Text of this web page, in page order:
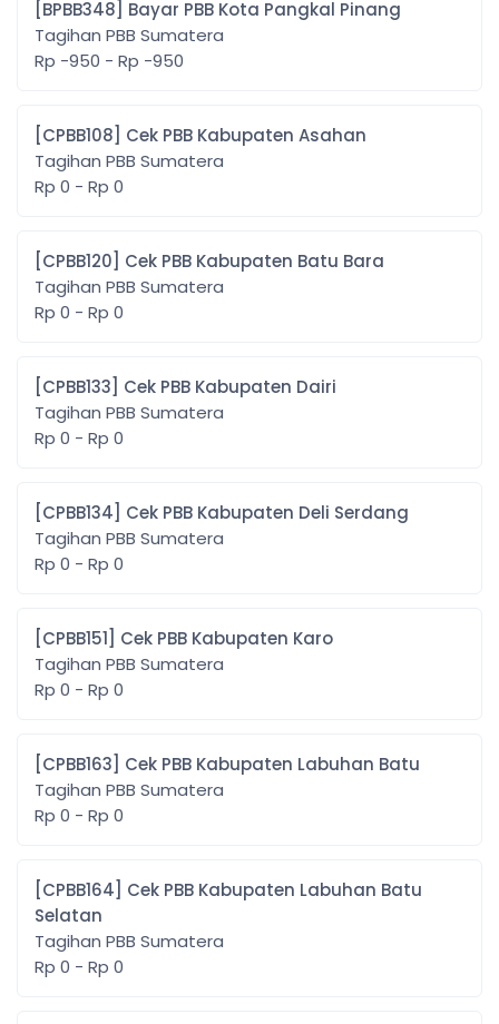
[BPBB348] Bayar PBB Kota Pangkal Pinang
Tagihan PBB Sumatera
Rp -950 - Rp -950
[CPBB108] Cek PBB Kabupaten Asahan
Tagihan PBB Sumatera
Rp 0 - Rp 0
[CPBB120] Cek PBB Kabupaten Batu Bara
Tagihan PBB Sumatera
Rp 0 - Rp 0
[CPBB133] Cek PBB Kabupaten Dairi
Tagihan PBB Sumatera
Rp 0 - Rp 0
[CPBB134] Cek PBB Kabupaten Deli Serdang
Tagihan PBB Sumatera
Rp 0 - Rp 0
[CPBB151] Cek PBB Kabupaten Karo
Tagihan PBB Sumatera
Rp 0 - Rp 0
[CPBB163] Cek PBB Kabupaten Labuhan Batu
Tagihan PBB Sumatera
Rp 0 - Rp 0
[CPBB164] Cek PBB Kabupaten Labuhan Batu
Selatan
Tagihan PBB Sumatera
Rp 0 - Rp 0